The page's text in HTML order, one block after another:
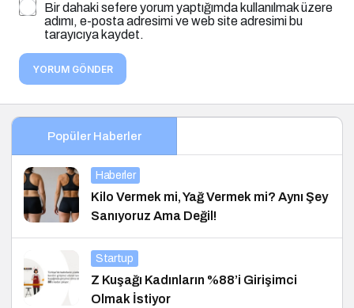
Bir dahaki sefere yorum yaptığımda kullanılmak üzere
adımı, e-posta adresimi ve web site adresimi bu
tarayıcıya kaydet.
YORUM GÖNDER
Popüler Haberler
Haberler
Kilo Vermek mi, Yağ Vermek mi? Aynı Şey
Sanıyoruz Ama Değil!
Startup
Z Kuşağı Kadınların %88’i Girişimci
Olmak İstiyor